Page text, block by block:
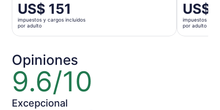
El
precio
es
de
por
adulto
US$ 151
impuestos y cargos incluidos
por adulto
El
precio
es
de
US$
impuestos y
por adulto
Opiniones
9.6/10
9.6
de
10
Excepcional